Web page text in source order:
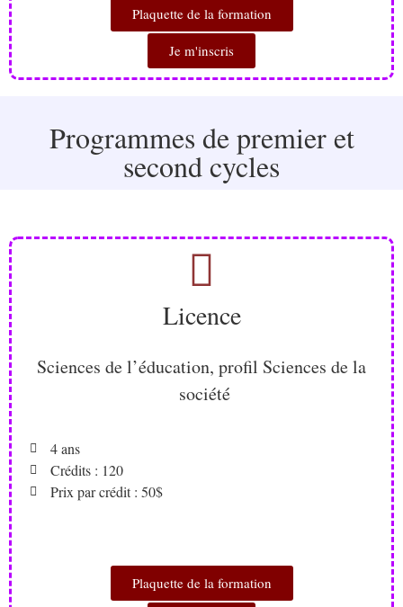
Plaquette de la formation
Je m'inscris
Programmes de premier et
second cycles
Licence
Sciences de l’éducation, profil Sciences de la
société
4 ans
Crédits : 120
Prix par crédit : 50$
Plaquette de la formation